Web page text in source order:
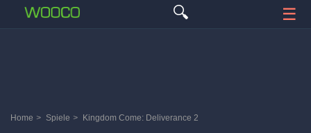
🔍 ☰
Home > Spiele > Kingdom Come: Deliverance 2